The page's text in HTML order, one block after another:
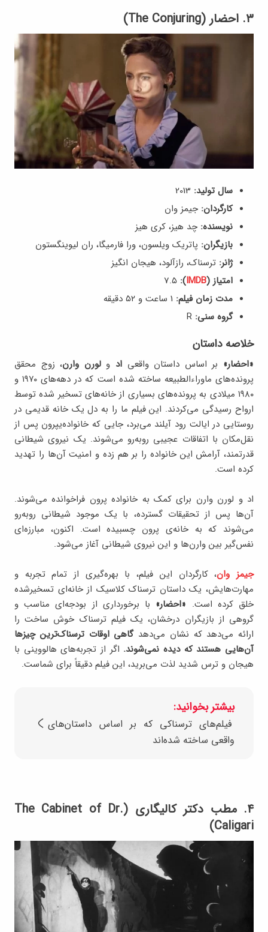
۳. احضار (The Conjuring)
سال تولید:
کارگردان: جیمز وان
نویسنده: چد هیز، کری هیز
بازیگران: پاتریک ویلسون، ورا فارمیگا، ران لیوینگستون
ژانر: ترسناک، رازآلود، هیجان انگیز
امتیاز (IMDB
):
مدت زمان فیلم:
گروه سنی:
خلاصه داستان
«احضار» بر اساس داستان واقعی اد ولورن وارن، زوج محقق
پرونده‌های ماوراءالطبیعه ساخته شده است که در دهه‌های ۱۹۷۰ و
۱۹۸۰ میلادی به پرونده‌های بسیاری از خانه‌های تسخیر شده توسط
ارواح رسیدگی می‌کردند. این فیلم ما را به دل یک خانه‌ قدیمی در
روستایی در ایالت رود آیلند می‌برد، جایی که خانواده‌یپرون پس از
نقل‌مکان با اتفاقات عجیبی روبه‌رو می‌شوند. یک نیروی شیطانی
قدرتمند، آرامش این خانواده را بر هم زده و امنیت آن‌ها را تهدید
کرده است.
اد و لورن وارن برای کمک به خانواده‌ پرون فراخوانده می‌شوند.
آن‌ها پس از تحقیقات گسترده، با یک موجود شیطانی روبه‌رو
می‌شوند که به خانه‌ی پرون چسبیده است. اکنون، مبارزه‌ای
نفس‌گیر بین وارن‌ها و این نیروی شیطانی آغاز می‌شود.
جیمز وان، کارگردان این فیلم، با بهره‌گیری از تمام تجربه و
مهارت‌هایش، یک داستان ترسناک کلاسیک از خانه‌ای تسخیرشده
خلق کرده است. «احضار» با برخورداری از بودجه‌ای مناسب و
گروهی از بازیگران درخشان، یک فیلم ترسناک خوش ساخت را
ارائه می‌دهد که نشان می‌دهد گاهی اوقات ترسناک‌ترین چیزها
آن‌هایی هستند که دیده نمی‌شوند. اگر از تجربه‌های هالووینی با
هیجان و ترس شدید لذت می‌برید، این فیلم دقیقاً برای شماست.
بیشتر بخوانید:
فیلم‌های ترسناکی که بر اساس داستان‌های
واقعی ساخته شده‌اند
۴. مطب دکتر کالیگاری (The Cabinet of Dr.
Caligari)